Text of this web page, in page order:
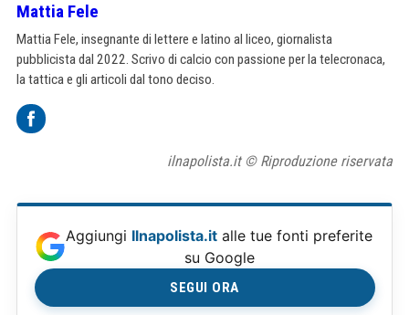
Mattia Fele
Mattia Fele, insegnante di lettere e latino al liceo, giornalista
pubblicista dal 2022. Scrivo di calcio con passione per la telecronaca,
la tattica e gli articoli dal tono deciso.
ilnapolista.it © Riproduzione riservata
Aggiungi Ilnapolista.it alle tue fonti preferite
su Google
SEGUI ORA